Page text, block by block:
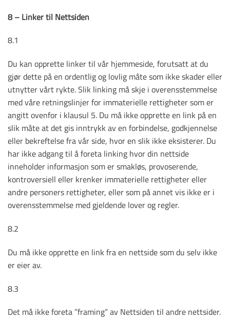
8 – Linker til Nettsiden
8.1
Du kan opprette linker til vår hjemmeside, forutsatt at du
gjør dette på en ordentlig og lovlig måte som ikke skader eller
utnytter vårt rykte. Slik linking må skje i overensstemmelse
med våre retningslinjer for immaterielle rettigheter som er
angitt ovenfor i klausul 5. Du må ikke opprette en link på en
slik måte at det gis inntrykk av en forbindelse, godkjennelse
eller bekreftelse fra vår side, hvor en slik ikke eksisterer. Du
har ikke adgang til å foreta linking hvor din nettside
inneholder informasjon som er smakløs, provoserende,
kontroversiell eller krenker immaterielle rettigheter eller
andre personers rettigheter, eller som på annet vis ikke er i
overensstemmelse med gjeldende lover og regler.
8.2
Du må ikke opprette en link fra en nettside som du selv ikke
er eier av.
8.3
Det må ikke foreta ”framing” av Nettsiden til andre nettsider.